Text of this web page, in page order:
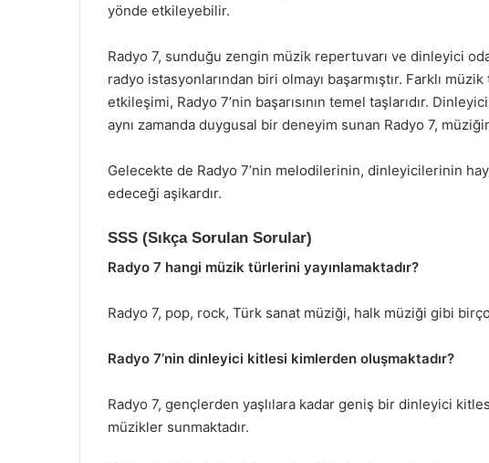
yönde etkileyebilir.
Radyo 7, sunduğu zengin müzik repertuvarı ve dinleyici
radyo istasyonlarından biri olmayı başarmıştır. Farklı
etkileşimi, Radyo 7’nin başarısının temel taşlarıdır.
aynı zamanda duygusal bir deneyim sunan Radyo 7,
Gelecekte de Radyo 7’nin melodilerinin, dinleyicilerinin
edeceği aşikardır.
SSS (Sıkça Sorulan Sorular)
Radyo 7 hangi müzik türlerini yayınlamaktadır?
Radyo 7, pop, rock, Türk sanat müziği, halk müziği gibi
Radyo 7’nin dinleyici kitlesi kimlerden oluşmaktadır?
Radyo 7, gençlerden yaşlılara kadar geniş bir dinleyici
müzikler sunmaktadır.